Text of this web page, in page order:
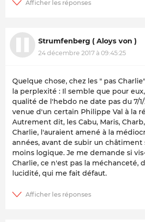
Strumfenberg ( Aloys von )
24 décembre 2017 à 09:45:25
Quelque chose, chez les " pas
la perplexité : Il semble que pour
qualité de l'hebdo ne date pas du 7/1/
venue d'un certain Philippe Val à la
Autrement dit, les Cabu, Maris,
Charlie, l'auraient amené à la
années, avant de subir un châtiment
moins logique. Je me demande si
Charlie, ce n'est pas la méchanceté,
lucidité, qui me fait défaut.